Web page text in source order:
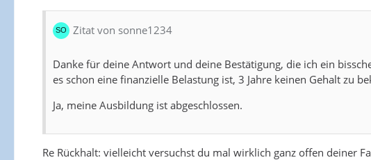
Zitat von sonne1234
Danke für deine Antwort und deine Bestätigung, die ich ein
es schon eine finanzielle Belastung ist, 3 Jahre keinen Gehalt zu
Ja, meine Ausbildung ist abgeschlossen.
Re Rückhalt: vielleicht versuchst du mal wirklich ganz offen deiner